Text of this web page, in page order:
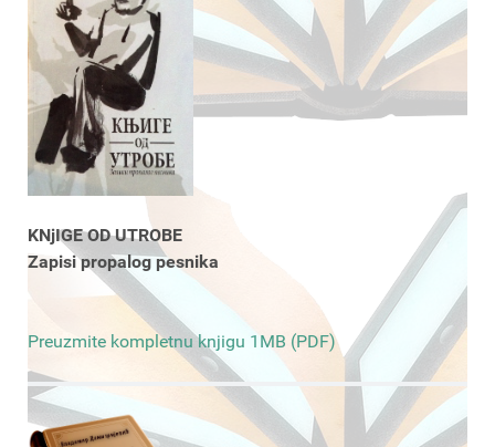
KNjIGE OD UTROBE
Zapisi propalog pesnika
Preuzmite kompletnu knjigu 1MB (PDF)